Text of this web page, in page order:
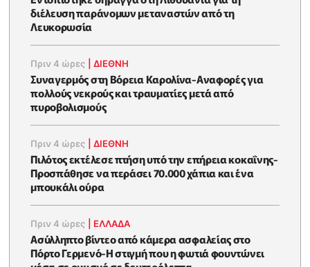
διέλευση παράνομων μεταναστών από τη
Λευκορωσία
Πριν 4 ώρες |ΔΙΕΘΝΗ
Συναγερμός στη Βόρεια Καρολίνα-Αναφορές για
πολλούς νεκρούς και τραυματίες μετά από
πυροβολισμούς
Πριν 4 ώρες |ΔΙΕΘΝΗ
Πιλότος εκτέλεσε πτήση υπό την επήρεια κοκαΐνης-
Προσπάθησε να περάσει 70.000 χάπια και ένα
μπουκάλι ούρα
Πριν 4 ώρες ΕΛΛΑΔΑ
Ασύλληπτο βίντεο από κάμερα ασφαλείας στο
Πόρτο Γερμενό-Η στιγμή που η φωτιά φουντώνει